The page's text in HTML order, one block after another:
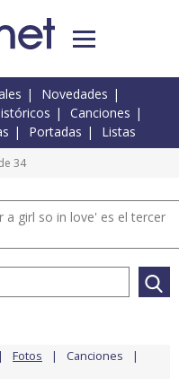
Novedades
Canciones
Portadas Listas
34
a girl so in love' es el tercer
Fotos Canciones